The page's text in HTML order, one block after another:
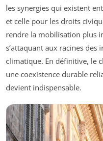
les synergies qui existent
et celle pour les droits
rendre la mobilisation plus
s’attaquant aux racines des
climatique. En définitive, le
une coexistence durable
devient indispensable.